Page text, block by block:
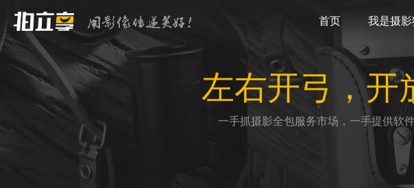
首页 我是摄影
左右开弓，开
一手抓摄影全包服务市场，一手提供软